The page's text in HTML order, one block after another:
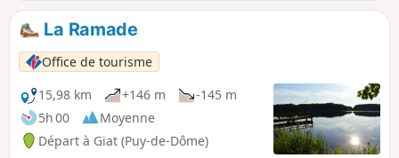
La Ramade
Office de tourisme
15,98 km
+146 m
-145 m
5h 00
Moyenne
Départ à Giat (Puy-de-Dôme)